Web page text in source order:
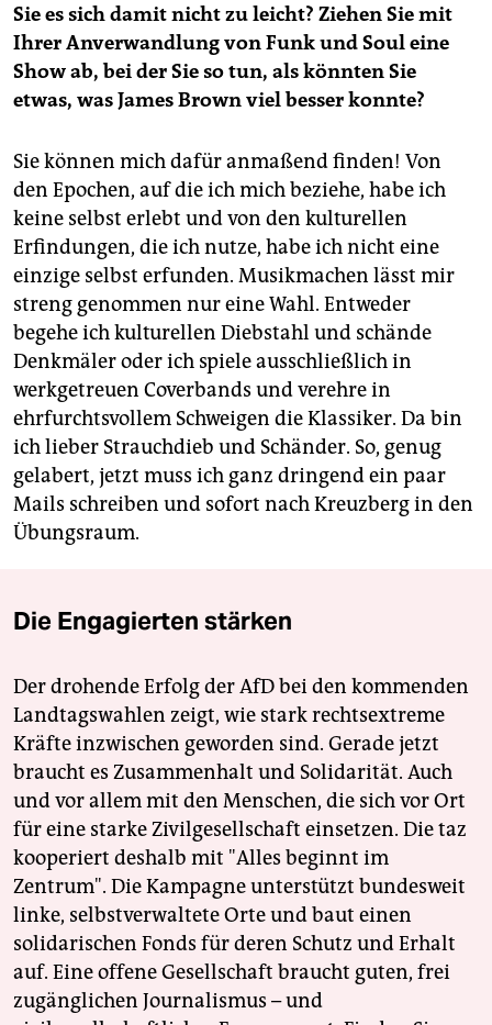
Sie es sich damit nicht zu leicht? Ziehen Sie mit
Ihrer Anverwandlung von Funk und Soul eine
Show ab, bei der Sie so tun, als könnten Sie
etwas, was James Brown viel besser konnte?
Sie können mich dafür anmaßend finden! Von
den Epochen, auf die ich mich beziehe, habe ich
keine selbst erlebt und von den kulturellen
Erfindungen, die ich nutze, habe ich nicht eine
einzige selbst erfunden. Musikmachen lässt mir
streng genommen nur eine Wahl. Entweder
begehe ich kulturellen Diebstahl und schände
Denkmäler oder ich spiele ausschließlich in
werkgetreuen Coverbands und verehre in
ehrfurchtsvollem Schweigen die Klassiker. Da bin
ich lieber Strauchdieb und Schänder. So, genug
gelabert, jetzt muss ich ganz dringend ein paar
Mails schreiben und sofort nach Kreuzberg in den
Übungsraum.
Die Engagierten stärken
Der drohende Erfolg der AfD bei den kommenden
Landtagswahlen zeigt, wie stark rechtsextreme
Kräfte inzwischen geworden sind. Gerade jetzt
braucht es Zusammenhalt und Solidarität. Auch
und vor allem mit den Menschen, die sich vor Ort
für eine starke Zivilgesellschaft einsetzen. Die taz
kooperiert deshalb mit "Alles beginnt im
Zentrum". Die Kampagne unterstützt bundesweit
linke, selbstverwaltete Orte und baut einen
solidarischen Fonds für deren Schutz und Erhalt
auf. Eine offene Gesellschaft braucht guten, frei
zugänglichen Journalismus – und